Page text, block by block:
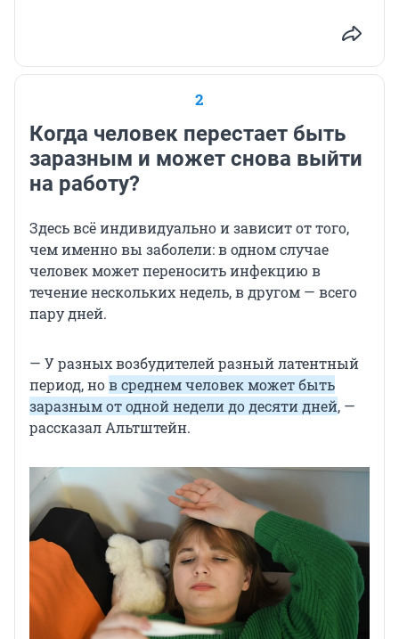
2
Когда человек перестает быть
заразным и может снова выйти
на работу?
Здесь всё индивидуально и зависит от того,
чем именно вы заболели: в одном случае
человек может переносить инфекцию в
течение нескольких недель, в другом — всего
пару дней.
— У разных возбудителей разный латентный
период, нов среднем человек может быть
заразным от одной недели до десяти дней, —
рассказал Альтштейн.